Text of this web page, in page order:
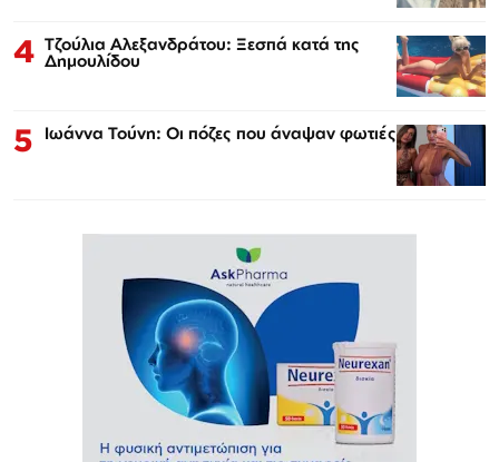
4 Τζούλια Αλεξανδράτου: Ξεσπά κατά της
Δημουλίδου
5 Ιωάννα Τούνη: Οι πόζες που άναψαν φωτιές